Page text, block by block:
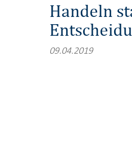
Handeln
09.04.2019